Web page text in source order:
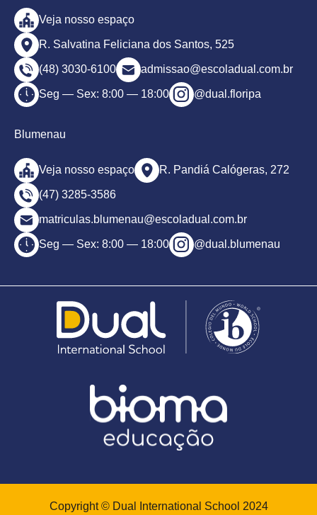
Veja nosso espaço
R. Salvatina Feliciana dos Santos, 525
(48) 3030-6100 admissao@escoladual.com.br
Seg — Sex: 8:00 — 18:00 @dual.floripa
Blumenau
Veja nosso espaço R. Pandiá Calógeras, 272
(47) 3285-3586
matriculas.blumenau@escoladual.com.br
Seg — Sex: 8:00 — 18:00 @dual.blumenau
Copyright © Dual International School 2024